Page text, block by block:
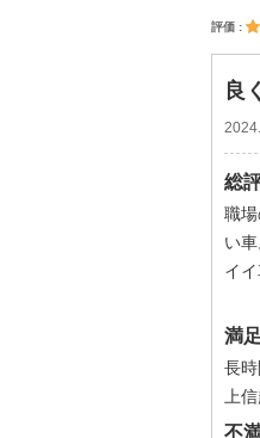
評価
良
総
職
い車
イ
満
長
上
不